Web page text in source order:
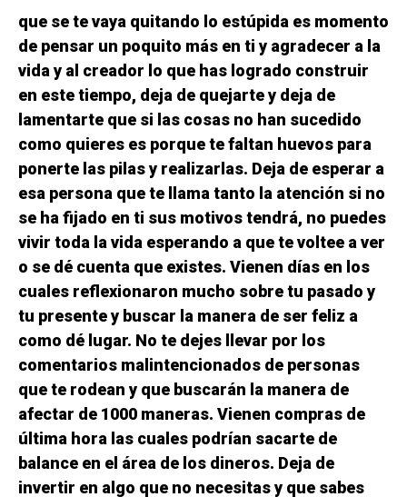
que se te vaya quitando lo estúpida es momento
de pensar un poquito más en ti y agradecer a la
vida y al creador lo que has logrado construir
en este tiempo, deja de quejarte y deja de
lamentarte que si las cosas no han sucedido
como quieres es porque te faltan huevos para
ponerte las pilas y realizarlas. Deja de esperar a
esa persona que te llama tanto la atención si no
se ha fijado en ti sus motivos tendrá, no puedes
vivir toda la vida esperando a que te voltee a ver
o se dé cuenta que existes. Vienen días en los
cuales reflexionaron mucho sobre tu pasado y
tu presente y buscar la manera de ser feliz a
como dé lugar. No te dejes llevar por los
comentarios malintencionados de personas
que te rodean y que buscarán la manera de
afectar de 1000 maneras. Vienen compras de
última hora las cuales podrían sacarte de
balance en el área de los dineros. Deja de
invertir en algo que no necesitas y que sabes